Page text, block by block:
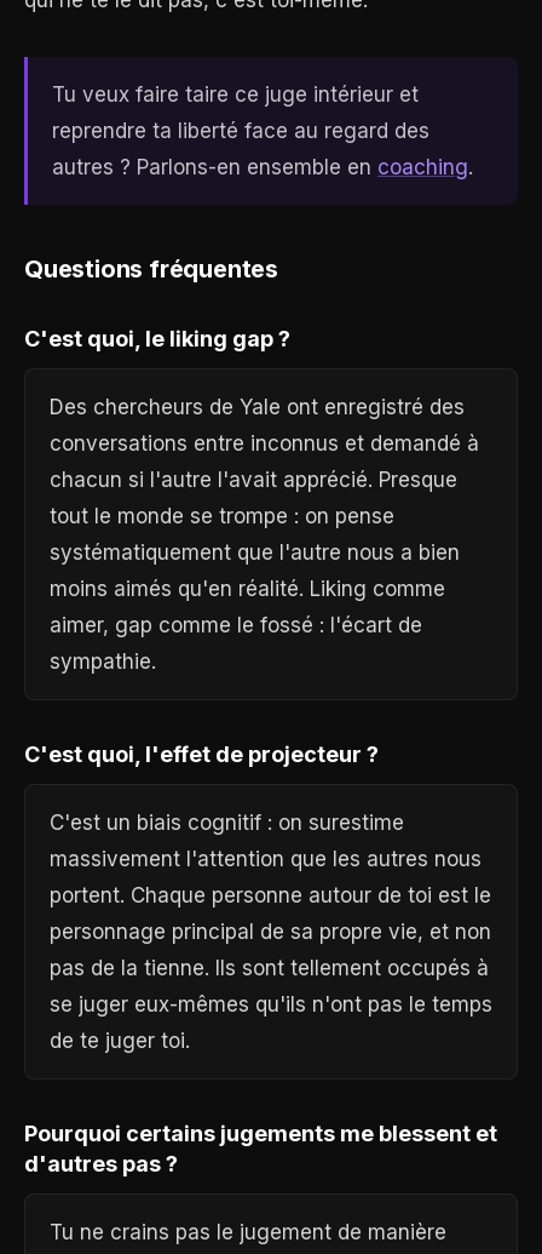
Tu veux faire taire ce juge intérieur et
reprendre ta liberté face au regard des
autres ? Parlons-en ensemble en coaching.
Questions fréquentes
C'est quoi, le liking gap ?
Des chercheurs de Yale ont enregistré des
conversations entre inconnus et demandé à
chacun si l'autre l'avait apprécié. Presque
tout le monde se trompe : on pense
systématiquement que l'autre nous a bien
moins aimés qu'en réalité. Liking comme
aimer, gap comme le fossé : l'écart de
sympathie.
C'est quoi, l'effet de projecteur ?
C'est un biais cognitif : on surestime
massivement l'attention que les autres nous
portent. Chaque personne autour de toi est le
personnage principal de sa propre vie, et non
pas de la tienne. Ils sont tellement occupés à
se juger eux-mêmes qu'ils n'ont pas le temps
de te juger toi.
Pourquoi certains jugements me blessent et
d'autres pas ?
Tu ne crains pas le jugement de manière